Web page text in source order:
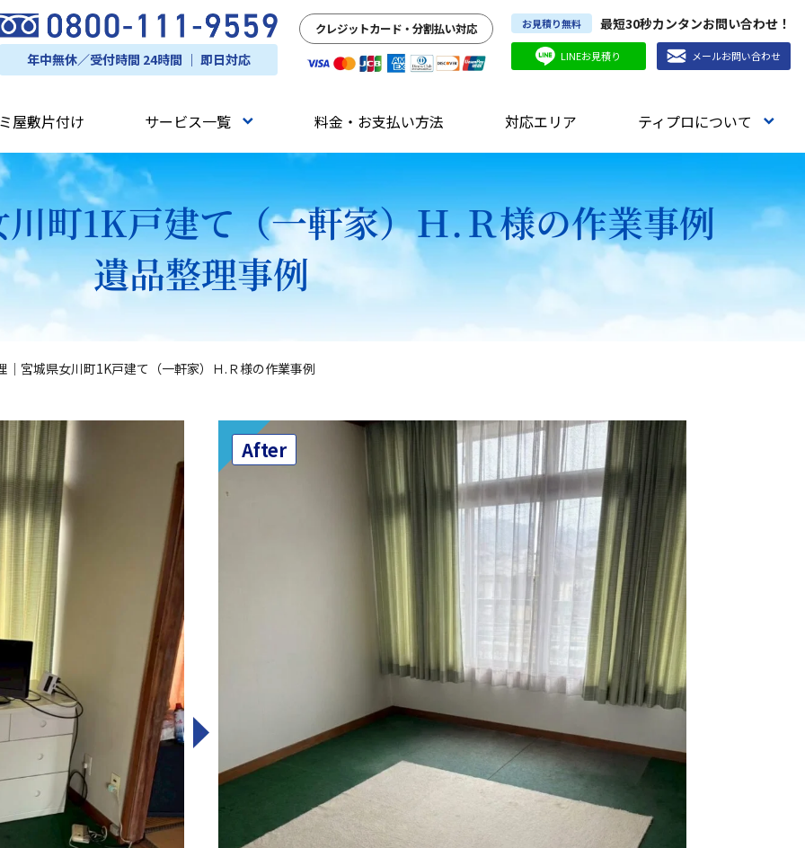
年中無休／受付時間 24時間 ｜ 即日対応
クレジットカード・分割払い対応 お見積り無料 最短30秒カンタンお問い合わせ！
LINEお見積り メールお問い合わせ
屋敷片付け サービス一覧 料金・お支払い方法 対応エリア ティプロについて
町1K戸建て（一軒家）Ｈ.Ｒ様の作業事例
遺品整理事例
｜宮城県女川町1K戸建て（一軒家）Ｈ.Ｒ様の作業事例
After